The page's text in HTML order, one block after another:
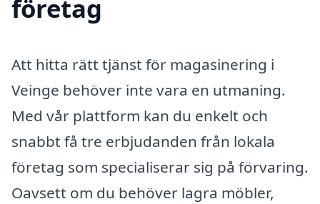
företag
Att hitta rätt tjänst för magasinering i
Veinge behöver inte vara en utmaning.
Med vår plattform kan du enkelt och
snabbt få tre erbjudanden från lokala
företag som specialiserar sig på förvaring.
Oavsett om du behöver lagra möbler,